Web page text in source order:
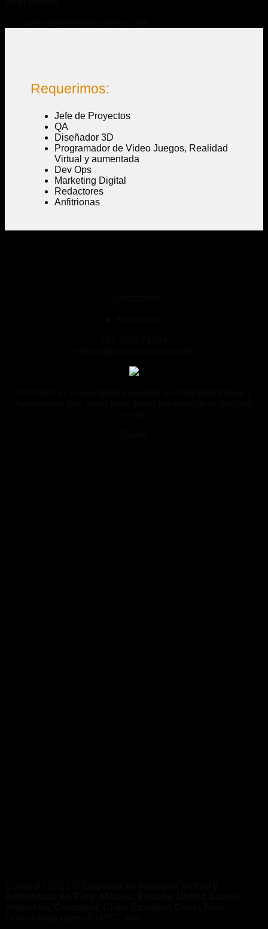
Requerimos:
Jefe de Proyectos
QA
Diseñador 3D
Programador de Video Juegos, Realidad
Virtual y aumentada
Dev Ops
Marketing Digital
Redactores
Anfitrionas